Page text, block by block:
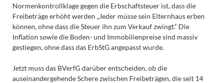
Normenkontrollklage gegen die Erbschaftsteuer ist, dass die
Freibeträge erhöht werden „Jeder müsse sein Elternhaus erben
können, ohne dass die Steuer ihn zum Verkauf zwingt.“ Die
Inflation sowie die Boden- und Immobilienpreise sind massiv
gestiegen, ohne dass das ErbStG angepasst wurde.
Jetzt muss das BVerfG darüber entscheiden, ob die
auseinandergehende Schere zwischen Freibeträgen, die seit 14